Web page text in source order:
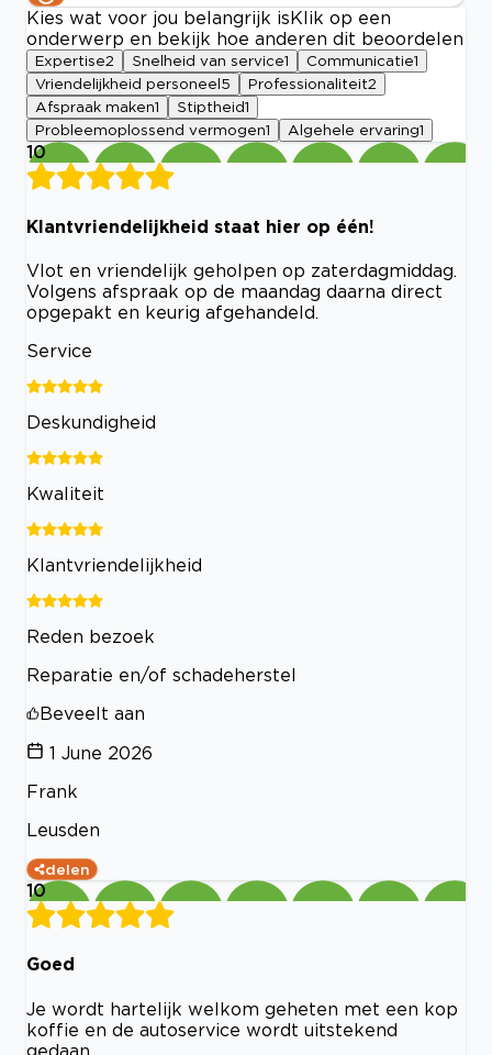
Kies wat voor jou belangrijk is Klik op een
onderwerp en bekijk hoe anderen dit beoordelen
Expertise2 Snelheid van service1 Communicatie1
Vriendelijkheid personeel 5 Professionaliteit2
Afspraak maken1 Stiptheid1
Probleemoplossend vermogen1 Algehele ervaring1
10
Klantvriendelijkheid staat hier op één!
Vlot en vriendelijk geholpen op zaterdagmiddag.
Volgens afspraak op de maandag daarna direct
opgepakt en keurig afgehandeld.
Service
Deskundigheid
Kwaliteit
Klantvriendelijkheid
Reden bezoek
Reparatie en/of schadeherstel
Beveelt aan
1 June 2026
Frank
Leusden
delen
10
Goed
Je wordt hartelijk welkom geheten met een kop
koffie en de autoservice wordt uitstekend
gedaan.